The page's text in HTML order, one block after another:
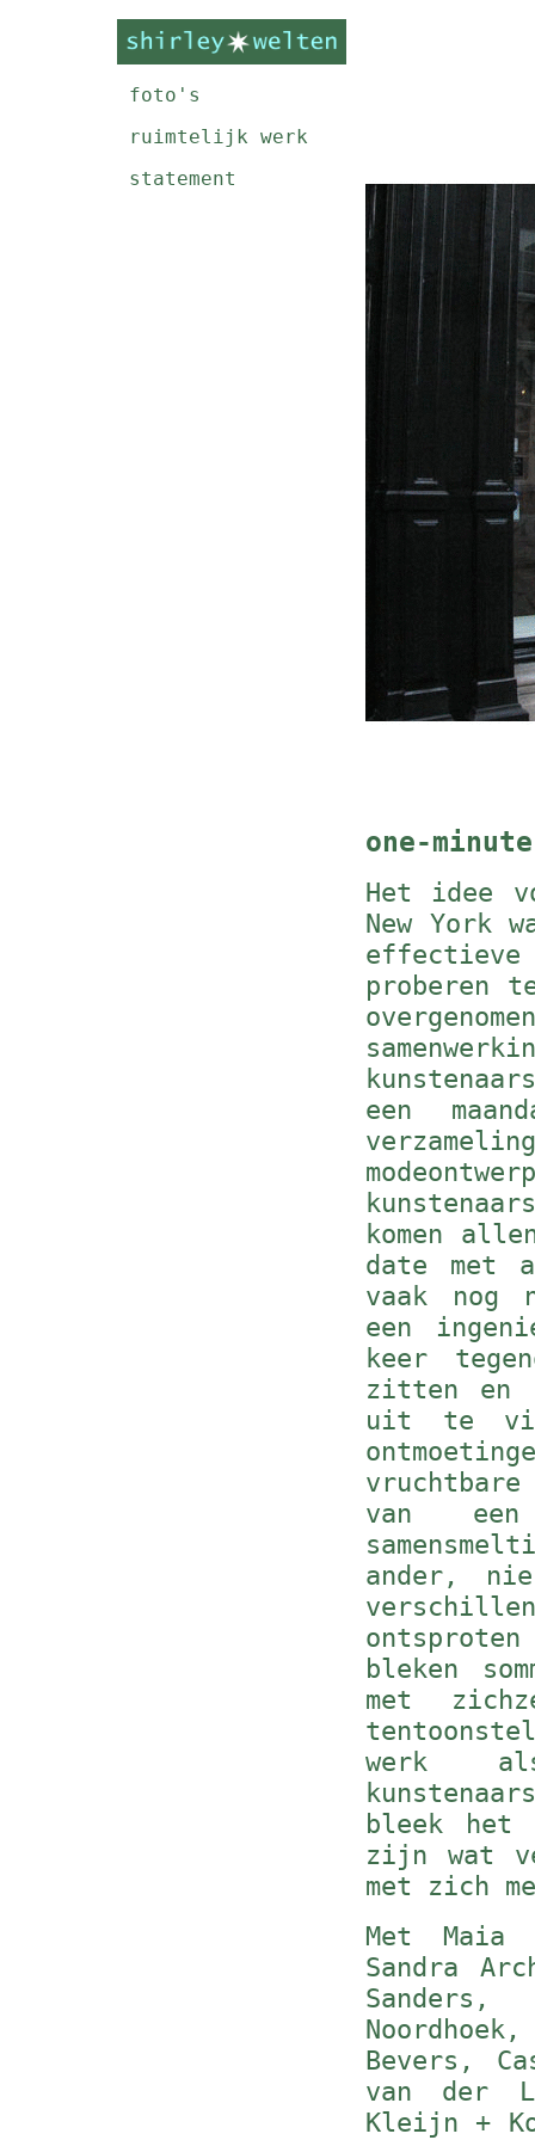
foto's
ruimtelijk werk
statement
one-
Het idee
New York
effectieve
proberen
een
komen
date met
vaak nog
een
keer
zitten en
uit te
van
ander,
bleken
met
werk
bleek het
zijn wat
met zich
Met Maia
Sandra
Bevers,
van der
Kleijn +